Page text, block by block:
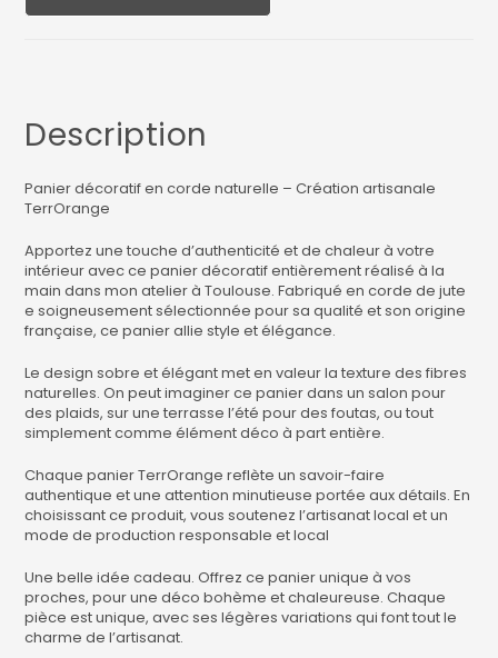
Description
Panier décoratif en corde naturelle – Création artisanale
TerrOrange
Apportez une touche d’authenticité et de chaleur à votre
intérieur avec ce panier décoratif entièrement réalisé à la
main dans mon atelier à Toulouse. Fabriqué en corde de jute
e soigneusement sélectionnée pour sa qualité et son origine
française, ce panier allie style et élégance.
Le design sobre et élégant met en valeur la texture des fibres
naturelles. On peut imaginer ce panier dans un salon pour
des plaids, sur une terrasse l’été pour des foutas, ou tout
simplement comme élément déco à part entière.
Chaque panier TerrOrange reflète un savoir-faire
authentique et une attention minutieuse portée aux détails. En
choisissant ce produit, vous soutenez l’artisanat local et un
mode de production responsable et local
Une belle idée cadeau. Offrez ce panier unique à vos
proches, pour une déco bohème et chaleureuse. Chaque
pièce est unique, avec ses légères variations qui font tout le
charme de l’artisanat.